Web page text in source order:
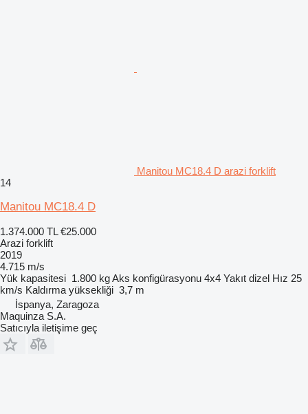
Manitou MC18.4 D arazi forklift
14
Manitou MC18.4 D
1.374.000 TL €25.000
Arazi forklift
2019
4.715 m/s
Yük kapasitesi 1.800 kgAks konfigürasyonu 4x4 Yakıt dizel Hız 25
km/s Kaldırma yüksekliği 3,7 m
İspanya, Zaragoza
Maquinza S.A.
Satıcıyla iletişime geç